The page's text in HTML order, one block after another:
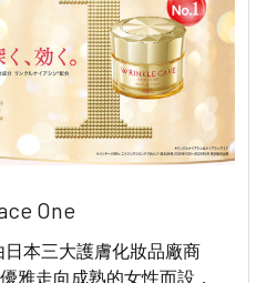
One
日本三大護膚化妝品廠商
雅走向成熟的女性而設，